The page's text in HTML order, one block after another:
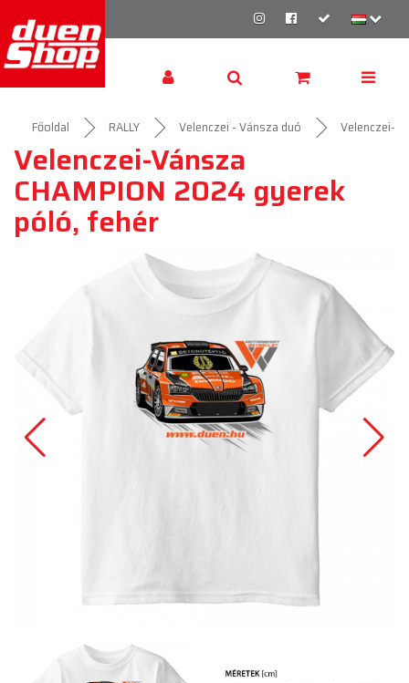
Főoldal RALLY Velenczei - Vánsza duó Velenczei-
Velenczei-Vánsza
CHAMPION 2024 gyerek
póló, fehér